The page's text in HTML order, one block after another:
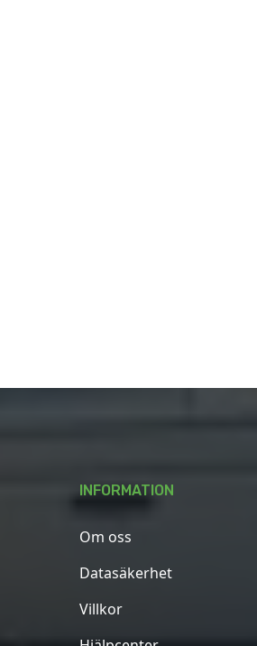
INFORMATION
Om oss
Datasäkerhet
Villkor